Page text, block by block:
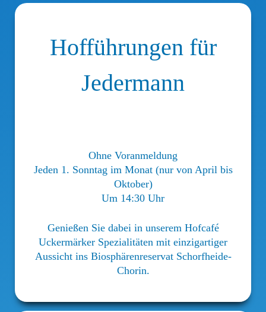
Hofführungen für
Jedermann
Ohne Voranmeldung
Jeden 1. Sonntag im Monat (nur von April bis
Oktober)
Um 14:30 Uhr
Genießen Sie dabei in unserem Hofcafé
Uckermärker Spezialitäten mit einzigartiger
Aussicht ins Biosphärenreservat Schorfheide-
Chorin.